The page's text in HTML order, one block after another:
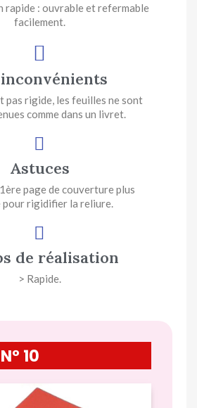
rapide : ouvrable et refermable
facilement.
pas rigide, les feuilles ne sont
comme dans un livret.
Astuces
page de couverture plus
pour rigidifier la reliure.
de réalisation
> Rapide.
10